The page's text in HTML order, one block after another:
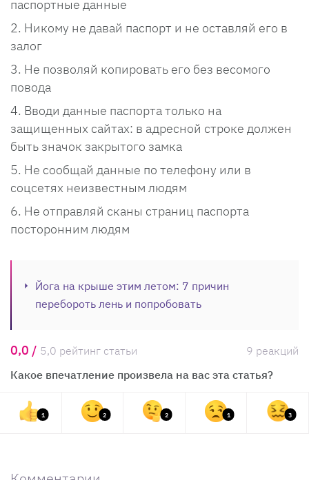
паспортные данные
Никому не давай паспорт и не оставляй его в
залог
Не позволяй копировать его без весомого
повода
Вводи данные паспорта только на
защищенных сайтах: в адресной строке должен
быть значок закрытого замка
Не сообщай данные по телефону или в
соцсетях неизвестным людям
Не отправляй сканы страниц паспорта
посторонним людям
Йога на крыше этим летом: 7 причин
перебороть лень и попробовать
0,0 / 5,0 рейтинг статьи
9 реакций
Какое впечатление произвела на вас эта статья?
1 2 2 1 3